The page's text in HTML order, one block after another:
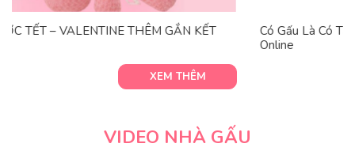
Có Gấu Là Có Tất – Đón Noel Cực Chất Cùng Gấu Bông
XEM THÊM
VIDEO NHÀ GẤU